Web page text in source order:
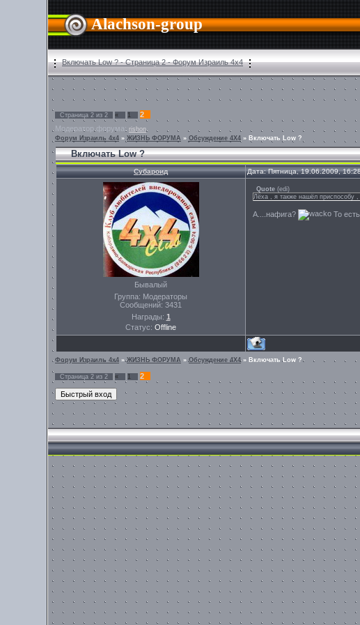
Alachson-group
Включать Low ? - Страница 2 - Форум Израиль 4х4
Страница 2 из 2 « 1
2
Модератор форума: rishon
Форум Израиль 4х4 » ЖИЗНЬ ФОРУМА » Обсуждение 4Х4 » Включать Low ?
Включать Low ?
Субароид Дата: Пятница, 19.06.2009,
Бывалый
Группа: Модераторы
Сообщений: 3431
Награды: 1
Статус: Offline
Quote (edi)
Лёха , я также нашёл приспособу ,
А....нафига? То
Форум Израиль 4х4 » ЖИЗНЬ ФОРУМА » Обсуждение 4Х4 » Включать Low ?
Страница 2 из 2 « 1
2